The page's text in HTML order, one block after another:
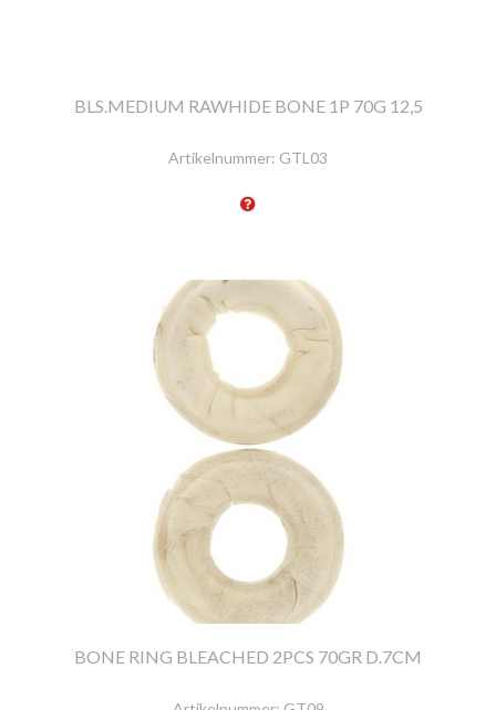
BLS.MEDIUM RAWHIDE BONE 1P 70G 12,5
Artikelnummer: GTL03
BONE RING BLEACHED 2PCS 70GR D.7CM